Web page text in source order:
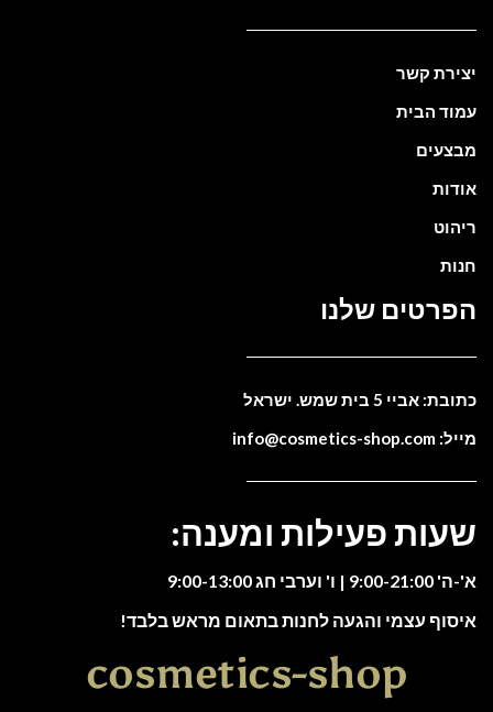
יצירת קשר
עמוד הבית
מבצעים
אודות
ריהוט
חנות
הפרטים שלנו
כתובת: אביי 5 בית שמש. ישראל
מייל: info@cosmetics-shop.com
שעות פעילות ומענה:
א'-ה' 9:00-21:00 | ו' וערבי חג 9:00-13:00
איסוף עצמי והגעה לחנות בתאום מראש בלבד!
cosmetics-shop